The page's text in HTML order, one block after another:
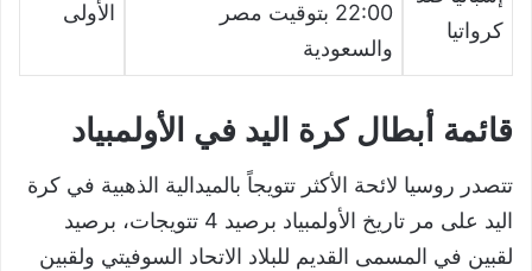
كرواتيا
22:00 بتوقيت مصر
والسعودية
الأولى
قائمة أبطال كرة اليد في الأولمبياد
تتصدر روسيا لائحة الأكثر تتويجاً بالميدالية الذهبية في كرة
اليد على مر تاريخ الأولمبياد برصيد 4 تتويجات، برصيد
لقبين في المسمى القديم للبلاد الاتحاد السوفيتي ولقبين